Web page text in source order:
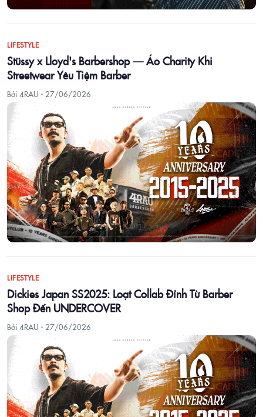
LIFESTYLE
Stüssy x Lloyd's Barbershop — Áo Charity Khi
Streetwear Yêu Tiệm Barber
Bởi 4RAU · 27/06/2026
LIFESTYLE
Dickies Japan SS2025: Loạt Collab Đỉnh Từ Barber
Shop Đến UNDERCOVER
Bởi 4RAU · 27/06/2026